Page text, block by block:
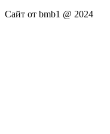
Сайт от bmb1 @ 2024